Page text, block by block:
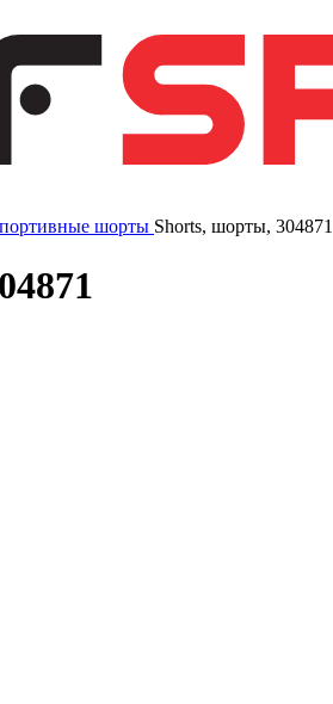
шорты Shorts, шорты, 304871